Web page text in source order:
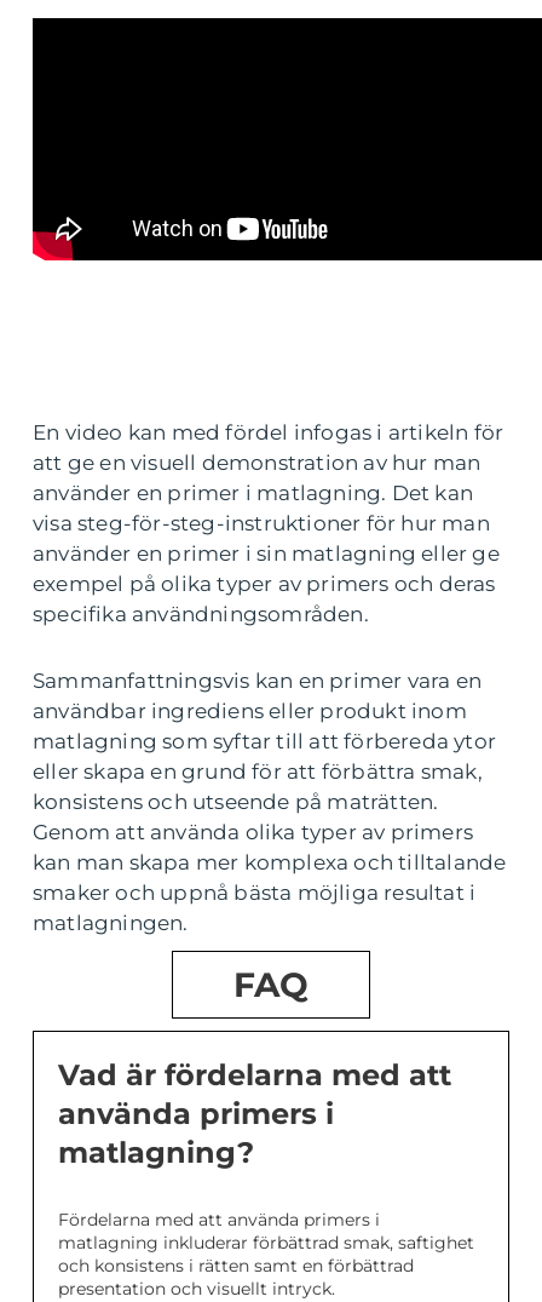
En video kan med fördel infogas i artikeln för
att ge en visuell demonstration av hur man
använder en primer i matlagning. Det kan
visa steg-för-steg-instruktioner för hur man
använder en primer i sin matlagning eller ge
exempel på olika typer av primers och deras
specifika användningsområden.
Sammanfattningsvis kan en primer vara en
användbar ingrediens eller produkt inom
matlagning som syftar till att förbereda ytor
eller skapa en grund för att förbättra smak,
konsistens och utseende på maträtten.
Genom att använda olika typer av primers
kan man skapa mer komplexa och tilltalande
smaker och uppnå bästa möjliga resultat i
matlagningen.
FAQ
Vad är fördelarna med att
använda primers i
matlagning?
Fördelarna med att använda primers i
matlagning inkluderar förbättrad smak, saftighet
och konsistens i rätten samt en förbättrad
presentation och visuellt intryck.